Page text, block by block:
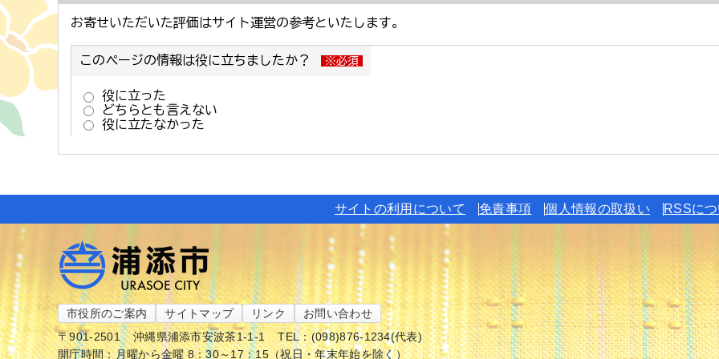
サイトの利用について 免責事項 個人情報の取扱い RSSに
市役所のご案内 サイトマップ リンク
お問い合わせ
〒901-2501
沖縄県浦添市安波茶1-1-1
TEL：(098)876-1234(代表)
開庁時間：月曜から金曜 8：30～17：15（祝日・年末年始を除く）